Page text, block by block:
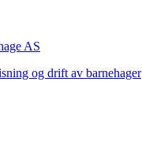
AS
og drift av barnehager